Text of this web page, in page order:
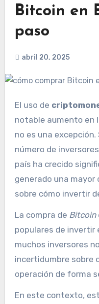
Bitcoin en
paso
abril 20, 2025
El uso de
notable aumento en
no es una
número de
país ha crecido
generado una
sobre cómo invertir
La compra de Bitcoin
populares de invertir
muchos inversores
incertidumbre sobre
operación de forma
En este contexto,